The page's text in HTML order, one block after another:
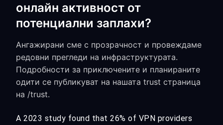
онлайн активност от
потенциални заплахи?
Ангажирани сме с прозрачност и провеждаме
редовни прегледи на инфраструктурата.
Подробности за приключените и планираните
одити се публикуват на нашата trust страница
на /trust.
A 2023 study found that 26% of VPN providers